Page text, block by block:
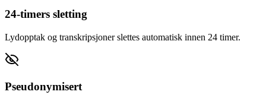
24-timers sletting
Lydopptak og transkripsjoner slettes automatisk innen 24 timer.
Pseudonymisert